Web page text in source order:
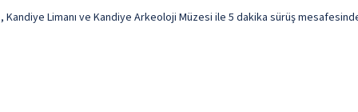
Limanı ve Kandiye Arkeoloji Müzesi ile 5 dakika sürüş